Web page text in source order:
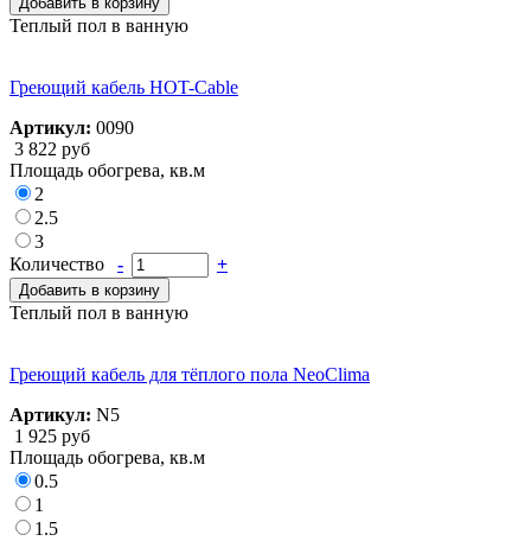
Теплый пол в ванную
Греющий кабель HOT-Cable
Артикул: 0090
3 822 руб
Площадь обогрева, кв.м
2
2.5
3
Количество
- +
Добавить в корзину
Теплый пол в ванную
Греющий кабель для тёплого пола NeoClima
Артикул: N5
1 925 руб
Площадь обогрева, кв.м
0.5
1
1.5